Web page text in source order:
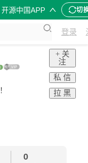
开源中国APP 切
登录
+ 关
注
私 信
拉 黑
0